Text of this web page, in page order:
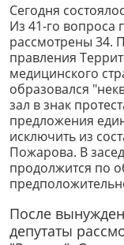
Сегодня
Из 41-го вопроса
рассмотрены 34.
правления
медицинского
образовался
зал в знак
предложения
исключить из
Пожарова. В
продолжится по
После
депутаты